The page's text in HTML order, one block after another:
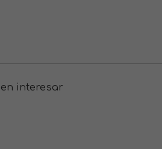
interesar